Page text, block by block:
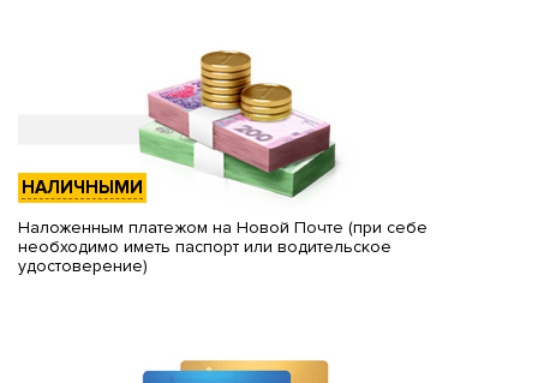
НАЛИЧНЫМИ
Наложенным платежом на Новой Почте (при себе
необходимо иметь паспорт или водительское
удостоверение)